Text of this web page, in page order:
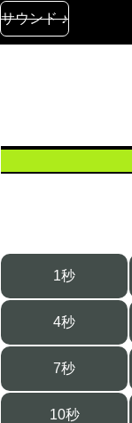
サウンド ♪
1秒
4秒
7秒
10秒